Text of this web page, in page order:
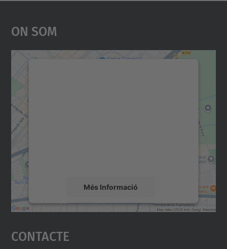
On Som
Més Informació
Accepta
powered by
Contacte